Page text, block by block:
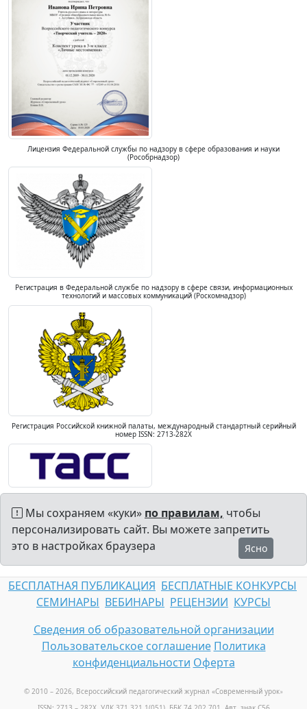
Лицензия Федеральной службы по надзору в сфере образования и науки
(Рособрнадзор)
Регистрация в Федеральной службе по надзору в сфере связи, информационных
технологий и массовых коммуникаций (Роскомнадзор)
Регистрация Российской книжной палаты, международный стандартный серийный
номер ISSN: 2713-282X
Мы сохраняем «куки» по правилам, чтобы
персонализировать сайт. Вы можете запретить
это в настройках браузера
Ясно
БЕСПЛАТНАЯ ПУБЛИКАЦИЯ БЕСПЛАТНЫЕ КОНКУРСЫ
СЕМИНАРЫ ВЕБИНАРЫ РЕЦЕНЗИИ КУРСЫ
Сведения об образовательной организации
Пользовательское соглашение Политика
конфиденциальности Оферта
© 2010 – 2026, Всероссийский педагогический журнал «Современный урок»